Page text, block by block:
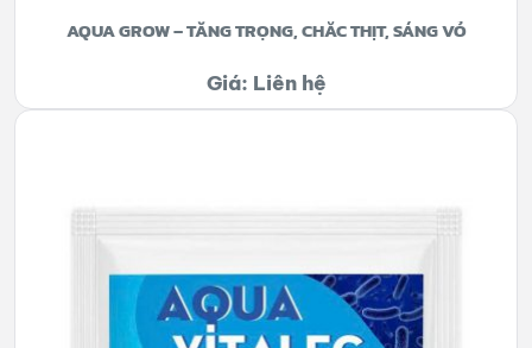
AQUA GROW – TĂNG TRỌNG, CHẮC THỊT, SÁNG VỎ
Giá: Liên hệ